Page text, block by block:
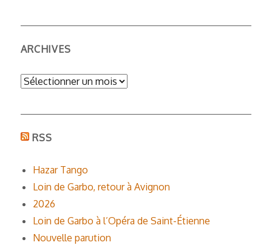
ARCHIVES
Archives
RSS
Hazar Tango
Loin de Garbo, retour à Avignon
2026
Loin de Garbo à l’Opéra de Saint-Étienne
Nouvelle parution